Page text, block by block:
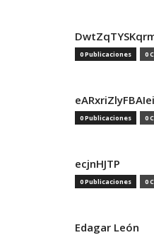
0 Publicaciones 0
0 Publicaciones 0
ecjnHJTP
0 Publicaciones 0
Edagar León